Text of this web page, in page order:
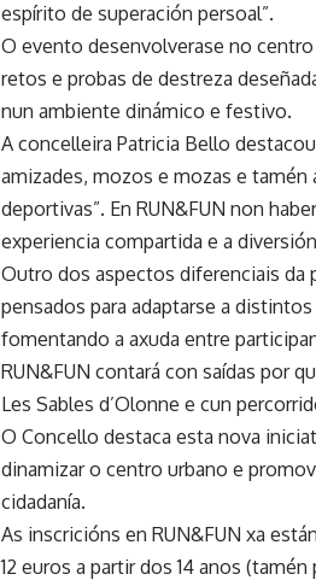
espírito de superación persoal”.
O evento desenvolverase no
retos e probas de destreza
nun ambiente dinámico e festivo.
A concelleira Patricia Bello
amizades, mozos e mozas e
deportivas”. En RUN&FUN non
experiencia compartida e a
Outro dos aspectos diferenciais da
pensados para adaptarse a
fomentando a axuda entre
RUN&FUN contará con saídas por
Les Sables d’Olonne e cun
O Concello destaca esta nova
dinamizar o centro urbano e
cidadanía.
As inscricións en RUN&FUN xa
12 euros a partir dos 14 anos